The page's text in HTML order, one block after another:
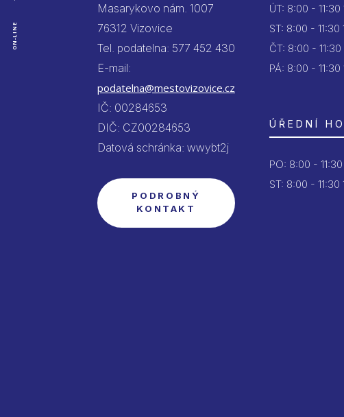
ON-LINE
Masarykovo nám. 1007
76312 Vizovice
Tel. podatelna: 577 452 430
E-mail:
podatelna@mestovizovice.cz
IČ: 00284653
DIČ: CZ00284653
Datová schránka: wwybt2j
PODROBNÝ
KONTAKT
ÚT: 8:00 - 11:30
ST: 8:00 - 11:30
ČT: 8:00 - 11:30
PÁ: 8:00 - 11:30
ÚŘEDNÍ
PO: 8:00 - 11:30
ST: 8:00 - 11:30